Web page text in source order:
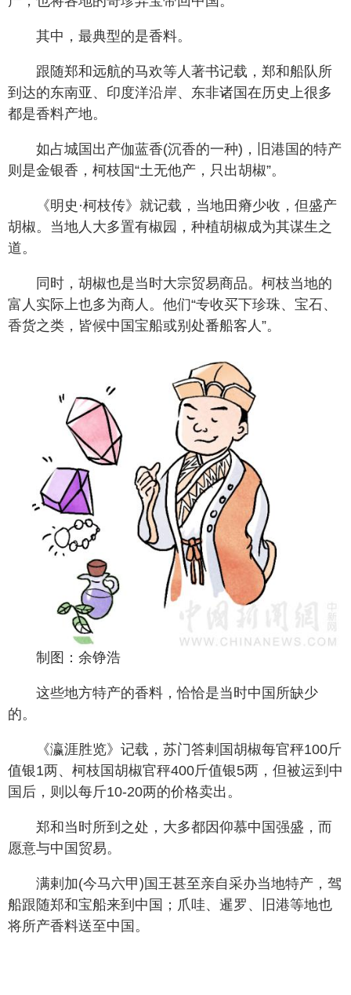
其中，最典型的是香料。
跟随郑和远航的马欢等人著书记载，郑和船队所
到达的东南亚、印度洋沿岸、东非诸国在历史上很多
都是香料产地。
如占城国出产伽蓝香(沉香的一种)，旧港国的特产
则是金银香，柯枝国“土无他产，只出胡椒”。
《明史·柯枝传》就记载，当地田瘠少收，但盛产
胡椒。当地人大多置有椒园，种植胡椒成为其谋生之
道。
同时，胡椒也是当时大宗贸易商品。柯枝当地的
富人实际上也多为商人。他们“专收买下珍珠、宝石、
香货之类，皆候中国宝船或别处番船客人”。
制图：余铮浩
这些地方特产的香料，恰恰是当时中国所缺少
的。
《瀛涯胜览》记载，苏门答剌国胡椒每官秤100斤
值银1两、柯枝国胡椒官秤400斤值银5两，但被运到中
国后，则以每斤10-20两的价格卖出。
郑和当时所到之处，大多都因仰慕中国强盛，而
愿意与中国贸易。
满剌加(今马六甲)国王甚至亲自采办当地特产，驾
船跟随郑和宝船来到中国；爪哇、暹罗、旧港等地也
将所产香料送至中国。